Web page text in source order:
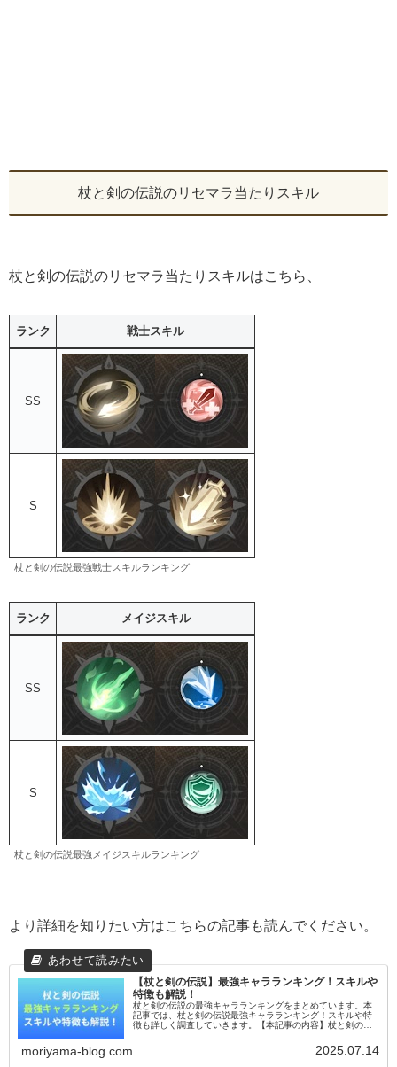
杖と剣の伝説のリセマラ当たりスキル
杖と剣の伝説のリセマラ当たりスキルはこちら、
ランク 戦士スキル
SS
S
杖と剣の伝説最強戦士スキルランキング
ランク メイジスキル
SS
S
杖と剣の伝説最強メイジスキルランキング
より詳細を知りたい方はこちらの記事も読んでください。
【杖と剣の伝説】最強キャラランキング！スキルや
特徴も解説！
杖と剣の伝説の最強キャラランキングをまとめています。本
記事では、杖と剣の伝説最強キャラランキング！スキルや特
徴も詳しく調査していきます。【本記事の内容】杖と剣の伝
moriyama-blog.com 2025.07.14